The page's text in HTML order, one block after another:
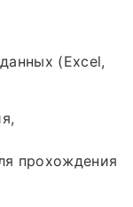
(Excel,
прохождения